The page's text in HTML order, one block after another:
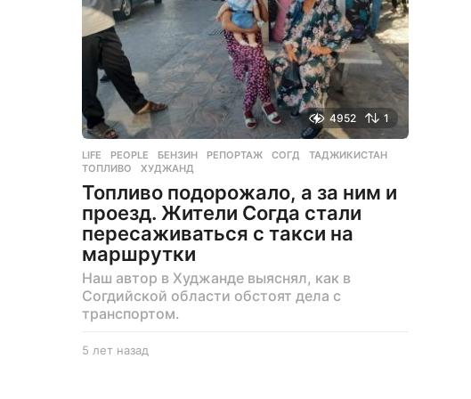
4952 1
LIFE ,PEOPLE БЕНЗИН ,РЕПОРТАЖ ,СОГД ,ТАДЖИКИСТАН
ТОПЛИВО
,ХУДЖАНД
Топливо подорожало, а за ним и
проезд. Жители Согда стали
пересаживаться с такси на
маршрутки
Наш автор в Худжанде выяснял, как в
Согдийской области обстоят дела с
транспортом.
5 лет назад